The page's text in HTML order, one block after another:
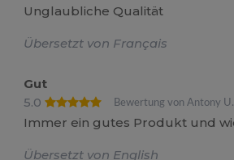
Unglaubliche Qualität
Übersetzt von Français
Gut
5.0
Bewertung von Antony U.
Immer ein gutes Produkt und
Übersetzt von English